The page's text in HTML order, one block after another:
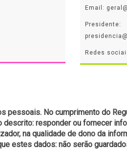
Email:
Presidente:
Redes
No cumprimento do
responder ou fornecer
na qualidade de dono da
estes dados: não serão